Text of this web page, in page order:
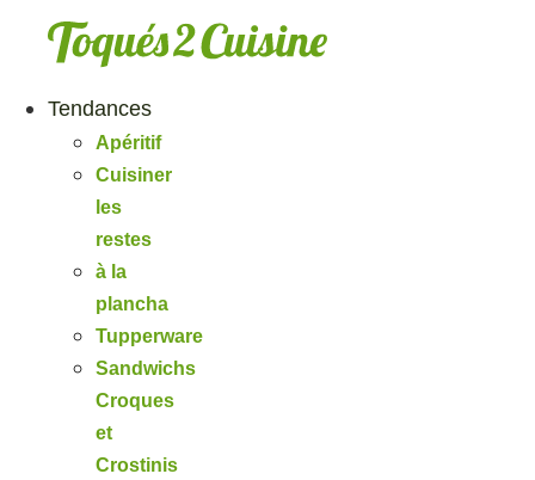
Tendances
Apéritif
Cuisiner
les
restes
à la
plancha
Tupperware
Sandwichs
Croques
et
Crostinis